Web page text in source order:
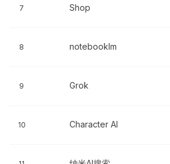
7 Shop
8 notebooklm
9 Grok
10 Character AI